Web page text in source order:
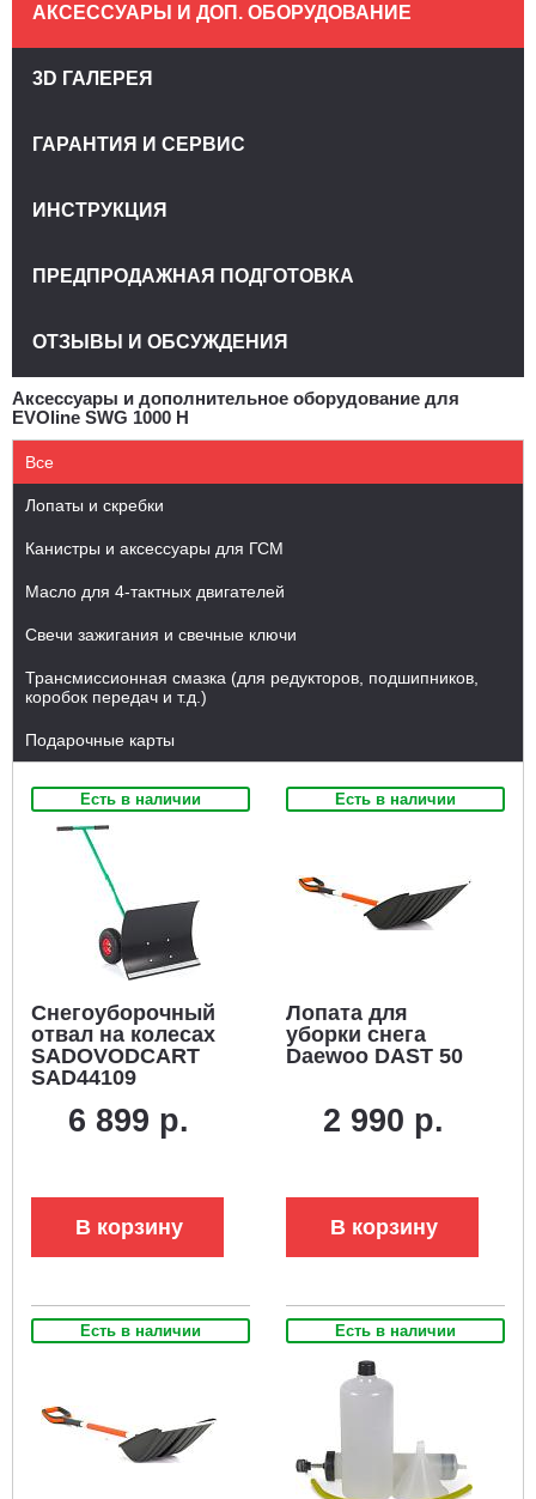
Аксессуары и дополнительное оборудование для
EVOline SWG 1000 H
Все
Лопаты и скребки
Канистры и аксессуары для ГСМ
Масло для 4-тактных двигателей
Свечи зажигания и свечные ключи
Трансмиссионная смазка (для редукторов, подшипников,
коробок передач и т.д.)
Подарочные карты
Есть в наличии
Снегоуборочный
отвал на колесах
SADOVODCART
SAD44109
6 899 р.
В корзину
Есть в наличии
Лопата для
уборки снега
Daewoo DAST 50
2 990 р.
В корзину
Есть в наличии Есть в наличии
АКСЕССУАРЫ И ДОП. ОБОРУДОВАНИЕ
3D ГАЛЕРЕЯ
ГАРАНТИЯ И СЕРВИС
ИНСТРУКЦИЯ
ПРЕДПРОДАЖНАЯ ПОДГОТОВКА
ОТЗЫВЫ И ОБСУЖДЕНИЯ